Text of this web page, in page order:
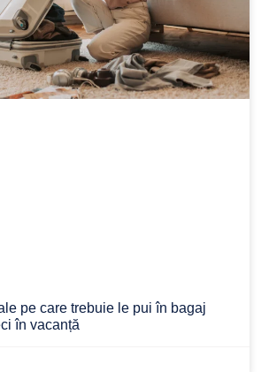
pe care trebuie le pui în bagaj
în vacanță